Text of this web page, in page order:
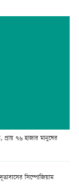
প্রায় ৭৬ হাজার মানুষের
সিম্পোজিয়াম